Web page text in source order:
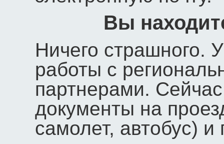
Вы
Ничего страшного.
работы с
партнерами.
документы на
самолет, автобус)